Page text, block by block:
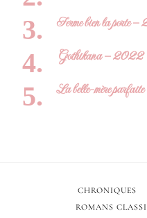
Ferme bien la porte
Gothikana – 2022
La belle-mère
CHRONIQUES
ROMANS